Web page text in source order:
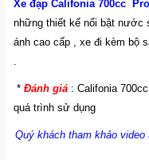
Xe đạp Califonia 700cc
những thiết kế nổi bật nước
ánh cao cấp , xe đi kèm bộ
* Đánh giá : Califonia
quá trình sử dụng
Quý khách tham khảo